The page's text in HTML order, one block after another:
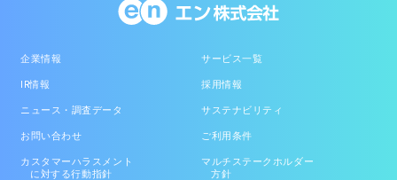
企業情報 サービス一覧
IR情報 採用情報
ニュース・調査データ サステナビリティ
お問い合わせ ご利用条件
カスタマーハラスメント
に対する行動指針
マルチステークホルダー
方針